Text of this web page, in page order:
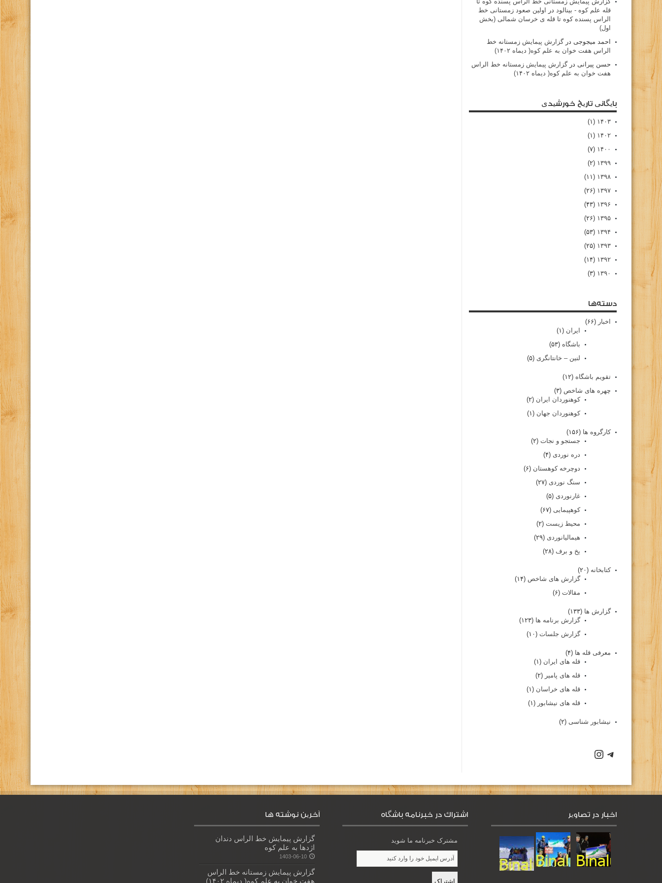
قله علم کوه - بينالود در
اولین صعود زمستانی خط
الراس پسنده کوه تا قله ی خرسان شمالی (بخش
اول)
احمد میجوجی درگزارش پیمایش زمستانه خط
الراس هفت خوان به علم کوه( دیماه ۱۴۰۲)
حسن پیرانی درگزارش پیمایش زمستانه خط الراس
هفت خوان به علم کوه( دیماه ۱۴۰۲)
بایگانی تاریخ خورشیدی
۱۴۰۳ (۱)
۱۴۰۲ (۱)
۱۴۰۰ (۷)
۱۳۹۹ (۲)
۱۳۹۸ (۱۱)
۱۳۹۷ (۲۶)
۱۳۹۶ (۴۳)
۱۳۹۵ (۲۶)
۱۳۹۴ (۵۳)
۱۳۹۳ (۲۵)
۱۳۹۲ (۱۴)
۱۳۹۰ (۳)
دسته‌ها
اخبار (۶۶)
ایران (۱)
باشگاه (۵۳)
لنین – خانتانگری (۵)
تقویم باشگاه (۱۲)
چهره های شاخص (۳)
کوهنوردان ایران (۲)
کوهنوردان جهان (۱)
کارگروه ها (۱۵۶)
جستجو و نجات (۲)
دره نوردی (۴)
دوچرخه کوهستان (۶)
سنگ نوردی (۲۷)
غارنوردی (۵)
کوهپیمایی (۶۷)
محیط زیست (۲)
هیمالیانوردی (۲۹)
یخ و برف (۲۸)
کتابخانه (۲۰)
گزارش های شاخص (۱۴)
مقالات (۶)
گزارش ها (۱۳۳)
گزارش برنامه ها (۱۲۳)
گزارش جلسات (۱۰)
معرفی قله ها (۴)
قله های ایران (۱)
قله های پامیر (۲)
قله های خراسان (۱)
قله های نیشابور (۱)
نیشابور شناسی (۲)
اخبار در تصاویر اشتراك در خبرنامه باشگاه
مشترک خبرنامه ما شوید
آخرین نوشته ها
گزارش پیمایش خط الراس دندان
اژدها به علم کوه
1403-06-10
گزارش پیمایش زمستانه خط الراس
هفت خوان به علم کوه( دیماه ۱۴۰۲)